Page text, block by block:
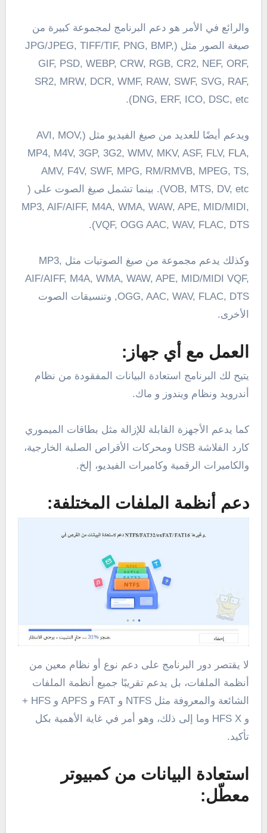
والرائع في الأمر هو دعم البرنامج لمجموعة كبيرة من
صيغة الصور مثل (JPG/JPEG, TIFF/TIF, PNG, BMP,
GIF, PSD, WEBP, CRW, RGB, CR2, NEF, ORF,
SR2, MRW, DCR, WMF, RAW, SWF, SVG, RAF,
DNG, ERF, ICO, DSC, etc).
ويدعم أيضًا للعديد من صيغ الفيديو مثل (AVI, MOV,
MP4, M4V, 3GP, 3G2, WMV, MKV, ASF, FLV, FLA,
AMV, F4V, SWF, MPG, RM/RMVB, MPEG, TS,
VOB, MTS, DV, etc). بينما تشمل صيغ الصوت على (
MP3, AIF/AIFF, M4A, WMA, WAW, APE, MID/MIDI,
VQF, OGG AAC, WAV, FLAC, DTS).
وكذلك يدعم مجموعة من صيغ الصوتيات مثل MP3,
AIF/AIFF, M4A, WMA, WAW, APE, MID/MIDI VQF,
OGG, AAC, WAV, FLAC, DTS, وتنسيقات الصوت
الأخرى.
العمل مع أي جهاز:
يتيح لك البرنامج استعادة البيانات المفقودة من نظام
أندرويد ونظام ويندوز و ماك.
كما يدعم الأجهزة القابلة للإزالة مثل بطاقات الميموري
كارد الفلاشة USB ومحركات الأقراص الصلبة الخارجية،
والكاميرات الرقمية وكاميرات الفيديو، إلخ.
دعم أنظمة الملفات المختلفة:
لا يقتصر دور البرنامج على دعم نوع أو نظام معين من
أنظمة الملفات، بل يدعم تقريبًا جميع أنظمة الملفات
الشائعة والمعروفة مثل NTFS و FAT و APFS و HFS +
و HFS X وما إلى ذلك، وهو أمر في غاية الأهمية بكل
تأكيد.
استعادة البيانات من كمبيوتر
معطّل: